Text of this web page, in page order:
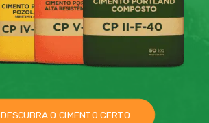
DESCUBRA O CIMENTO CERTO